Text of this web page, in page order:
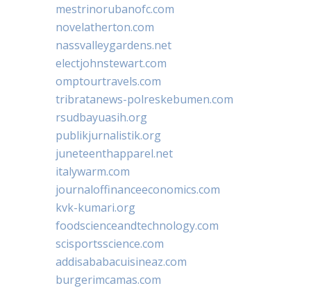
mestrinorubanofc.com
novelatherton.com
nassvalleygardens.net
electjohnstewart.com
omptourtravels.com
tribratanews-polreskebumen.com
rsudbayuasih.org
publikjurnalistik.org
juneteenthapparel.net
italywarm.com
journaloffinanceeconomics.com
kvk-kumari.org
foodscienceandtechnology.com
scisportsscience.com
addisababacuisineaz.com
burgerimcamas.com